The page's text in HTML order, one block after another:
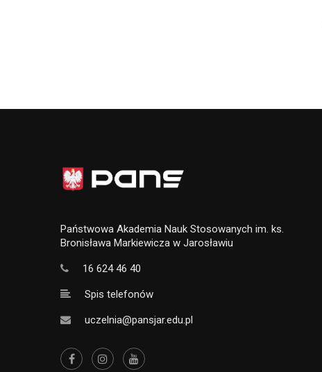
Państwowa Akademia Nauk Stosowanych im. ks.
Bronisława Markiewicza w Jarosławiu
16 624 46 40
Spis telefonów
uczelnia@pansjar.edu.pl